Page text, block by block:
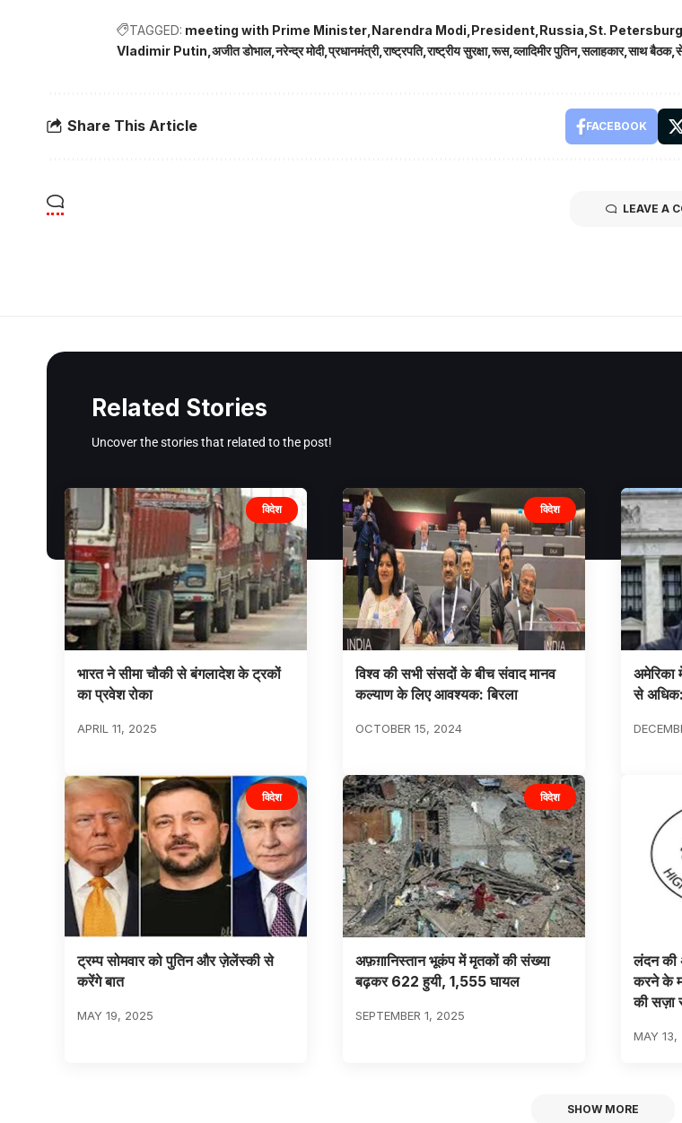
TAGGED: meeting with Prime Minister Narendra Modi President Russia St. Petersburg
Vladimir Putin अजीत डोभाल नरेन्द्र मोदी प्रधानमंत्री राष्ट्रपति राष्ट्रीय सुरक्षा रूस व्लादिमीर पुतिन सलाहकार साथ बैठक
Share This Article FACEBOOK
LEAVE A
Related Stories
Uncover the stories that related to the post!
विदेश
भारत ने सीमा चौकी से बंगलादेश के ट्रकों
का प्रवेश रोका
APRIL 11, 2025
विदेश
विश्व की सभी संसदों के बीच संवाद मानव
कल्याण के लिए आवश्यक: बिरला
OCTOBER 15, 2024
अमेरिका
से
विदेश
ट्रम्प सोमवार को पुतिन और ज़ेलेंस्की से
करेंगे बात
MAY 19, 2025
विदेश
अफ़ग़ानिस्तान भूकंप में मृतकों की संख्या
बढ़कर 622 हुयी, 1,555 घायल
SEPTEMBER 1, 2025
लंदन की
करने के
की सज़ा
MAY 13,
SHOW MORE